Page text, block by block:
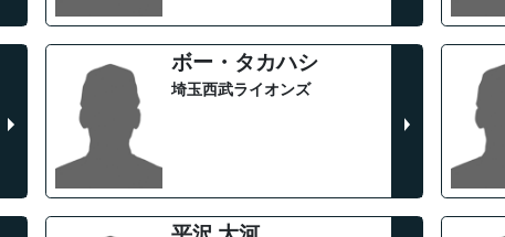
ボー・タカハシ
埼玉西武ライオンズ